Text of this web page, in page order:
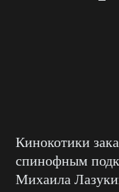
Кинокотики
спинофным
Михаила